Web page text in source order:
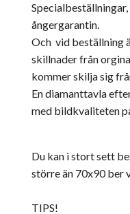
ångergarantin.
Och vid beställning
skillnader från
kommer skilja sig
En diamanttavla
med bildkvaliteten
Du kan i stort sett
större än 70x90 ber
TIPS!